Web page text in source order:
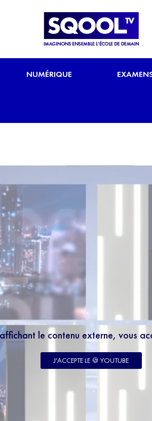
NUMÉRIQUE
le contenu externe, vous
J'ACCEPTE LE 🍪 YOUTUBE